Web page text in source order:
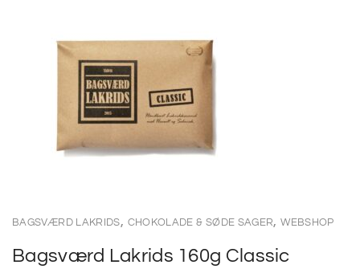
BAGSVÆRD LAKRIDS, CHOKOLADE & SØDE SAGER,WEBSHOP
Bagsværd Lakrids 160g Classic